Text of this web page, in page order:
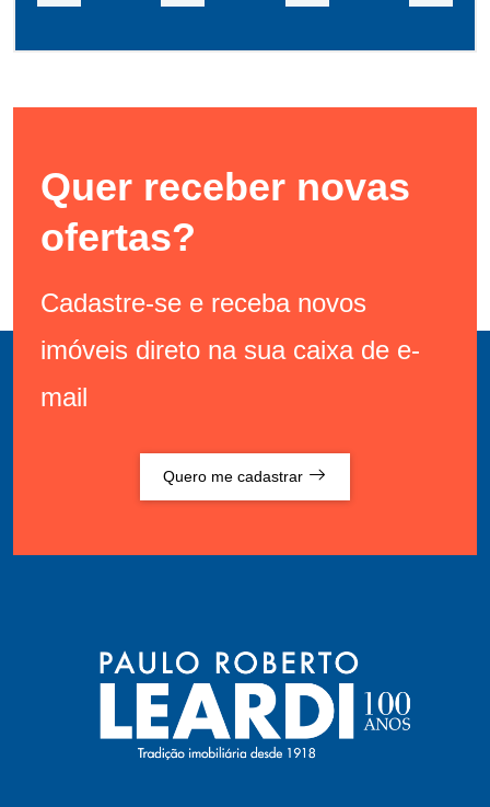
Quer receber novas
ofertas?
Cadastre-se e receba novos
imóveis direto na sua caixa de e-
mail
Quero me cadastrar